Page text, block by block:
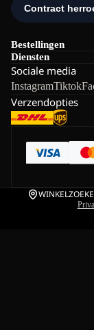
Bestellingen
Diensten
Sociale media
InstagramTiktok
Verzendopties